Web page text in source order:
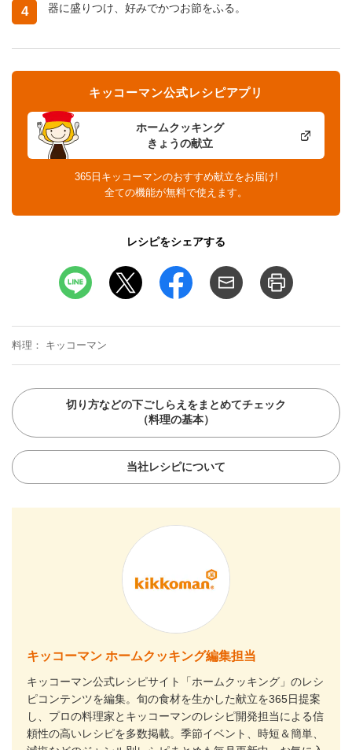
4 器に盛りつけ、好みでかつお節をふる。
ホームクッキング
きょうの献立
キッコーマン公式レシピアプリ
365日キッコーマンのおすすめ献立をお届け!
全ての機能が無料で使えます。
レシピをシェアする
料理 キッコーマン
切り方などの下ごしらえをまとめてチェック
（料理の基本）
当社レシピについて
キッコーマン ホームクッキング編集担当
キッコーマン公式レシピサイト「ホームクッキング」のレシ
ピコンテンツを編集。旬の食材を生かした献立を365日提案
し、プロの料理家とキッコーマンのレシピ開発担当による信
頼性の高いレシピを多数掲載。季節イベント、時短＆簡単、